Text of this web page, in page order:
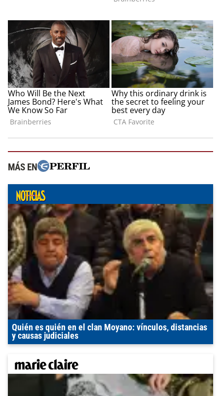
MÁS EN
Quién es quién en el clan Moyano: vínculos, distancias
y causas judiciales